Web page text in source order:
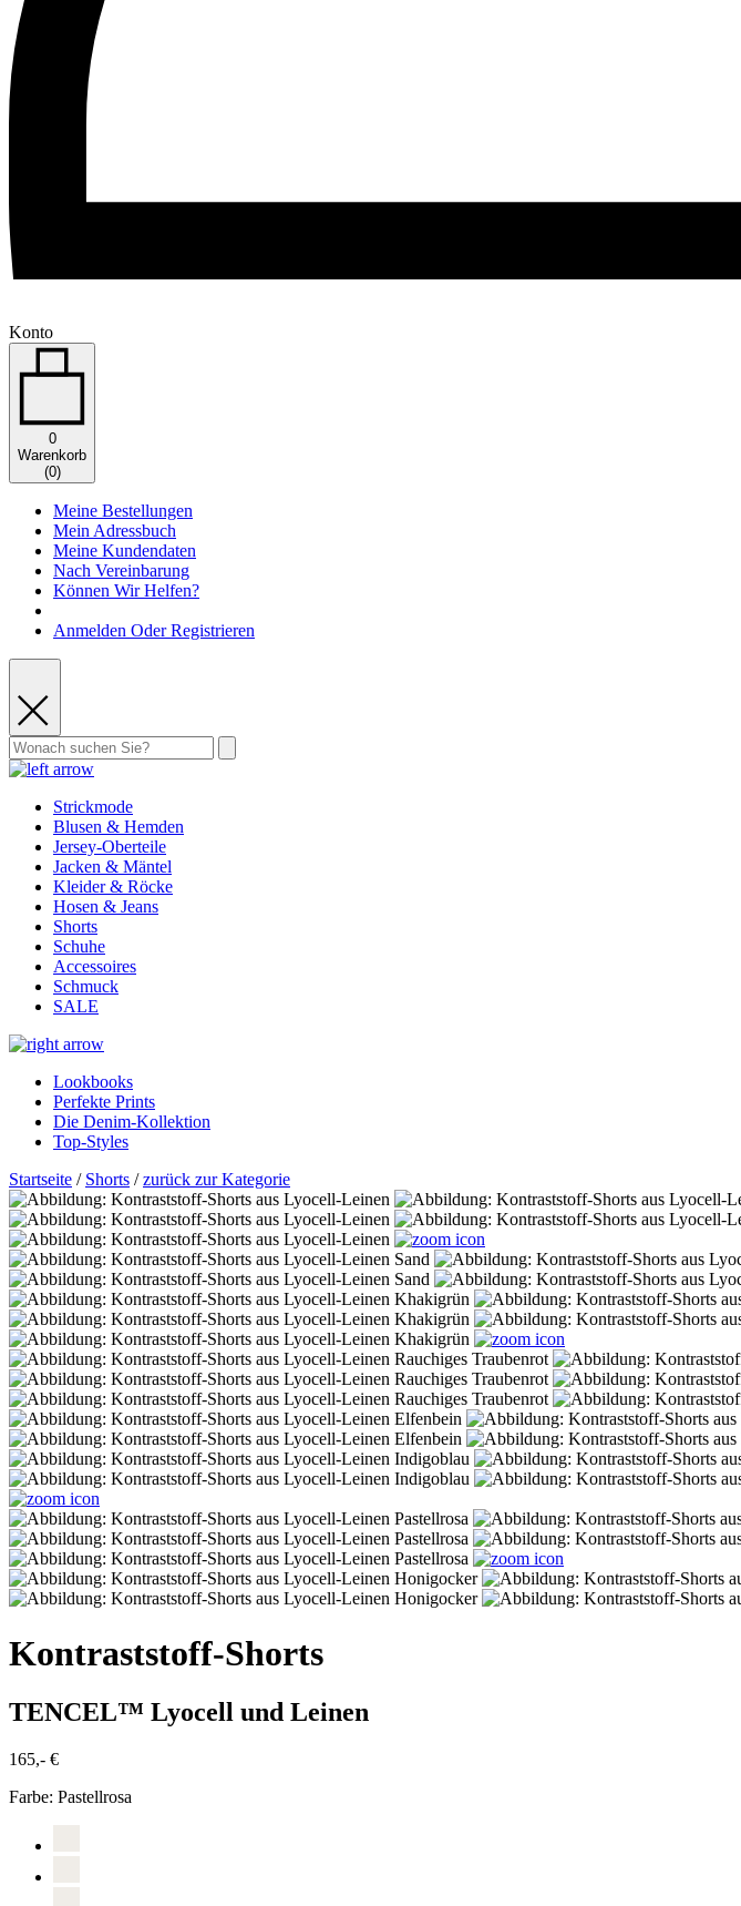
Konto
0
Warenkorb
(0)
Meine Bestellungen
Mein Adressbuch
Meine Kundendaten
Nach Vereinbarung
Können Wir Helfen?
Anmelden Oder Registrieren
Strickmode
Blusen & Hemden
Jersey-Oberteile
Jacken & Mäntel
Kleider & Röcke
Hosen & Jeans
Shorts
Schuhe
Accessoires
Schmuck
SALE
Lookbooks
Perfekte Prints
Die Denim-Kollektion
Top-Styles
Startseite / Shorts /zurück zur Kategorie
Kontraststoff-Shorts
TENCEL™ Lyocell und Leinen
165,- €
Farbe: Pastellrosa